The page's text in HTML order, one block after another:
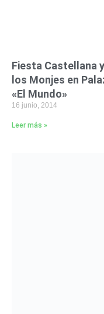
Fiesta Castellana
los Monjes en
«El Mundo»
16 junio, 2014
Leer más »